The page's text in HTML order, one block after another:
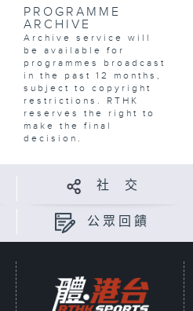
PROGRAMME
ARCHIVE
Archive service will
be available for
programmes broadcast
in the past 12 months,
subject to copyright
restrictions. RTHK
reserves the right to
make the final
decision.
社 交
公眾回饋